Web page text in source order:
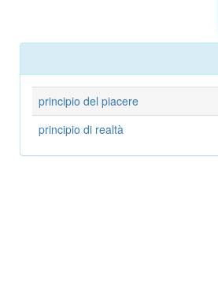
principio del piacere
principio di realtà